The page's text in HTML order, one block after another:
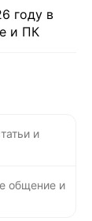
году в
и ПК
и
общение и